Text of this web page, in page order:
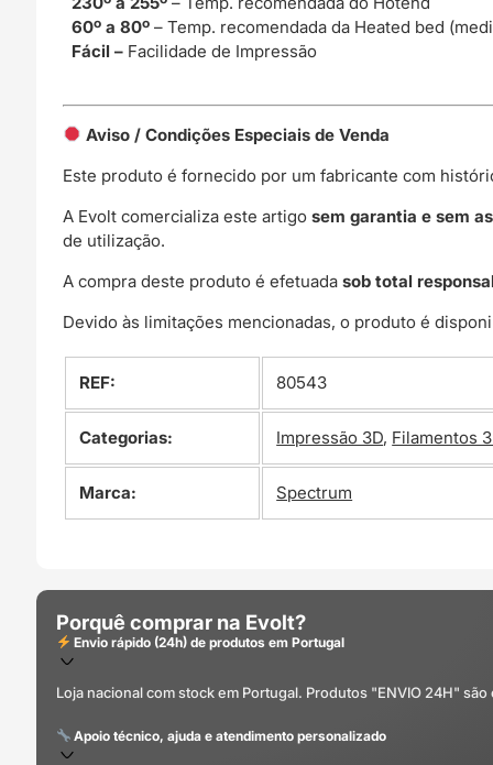
60º a 80º– Temp. recomendada da Heated bed
Fácil – Facilidade de Impressão
Aviso / Condições Especiais de Venda
Este produto é fornecido por um fabricante com
A Evolt comercializa este artigosem garantia e sem
de utilização.
A compra deste produto é efetuadasob total
Devido às limitações mencionadas, o produto é
REF: 80543
Categorias: Impressão 3D, Filamentos
Marca: Spectrum
Porquê comprar na Evolt?
Envio rápido (24h) de produtos em Portugal
Loja nacional com stock em Portugal. Produtos "ENVIO 24H"
Apoio técnico, ajuda e atendimento personalizado